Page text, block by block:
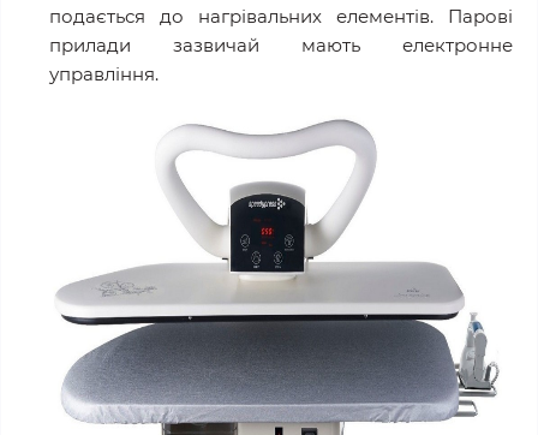
подається до нагрівальних елементів. Парові
прилади зазвичай мають електронне
управління.